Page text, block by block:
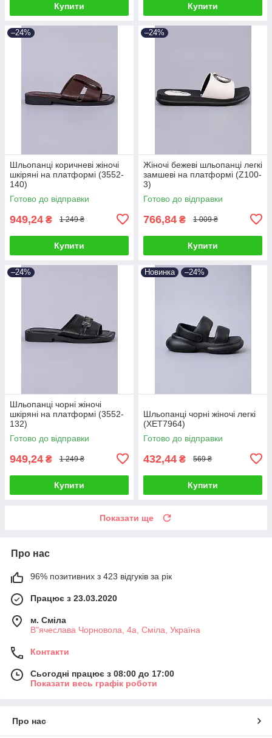
Купити Купити
–24%
Шльопанці коричневі жіночі
шкіряні на платформі (3552-
140)
Готово до відправки
949,24 ₴ 1 249 ₴
Купити
–24%
Жіночі бежеві шльопанці легкі
замшеві на платформі (Z100-
3)
Готово до відправки
766,84 ₴ 1 009 ₴
Купити
–24%
Шльопанці чорні жіночі
шкіряні на платформі (3552-
132)
Готово до відправки
949,24 ₴ 1 249 ₴
Купити
Новинка –24%
Шльопанці чорні жіночі легкі
(XET7964)
Готово до відправки
432,44 ₴ 569 ₴
Купити
Показати ще
Про нас
96% позитивних з 423 відгуків за рік
Працює з 23.03.2020
м. Сміла
В"ячеслава Чорновола, 4а, Сміла, Україна
Контакти
Сьогодні працює з 08:00 до 17:00
Показати весь графік роботи
Про нас